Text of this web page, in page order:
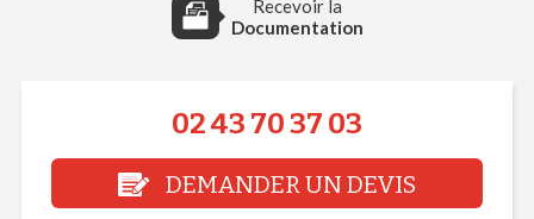
Recevoir la
Documentation
02 43 70 37 03
DEMANDER UN DEVIS